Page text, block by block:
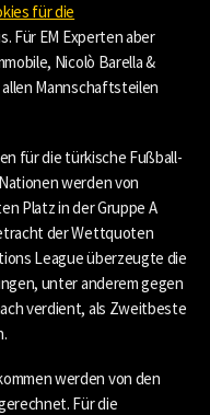
für die
Für EM Experten aber
Nicolò Barella &
Mannschaftsteilen
für die türkische Fußball-
werden von
Platz in der Gruppe A
der Wettquoten
League überzeugte die
unter anderem gegen
verdient, als Zweitbeste
werden von den
Für die